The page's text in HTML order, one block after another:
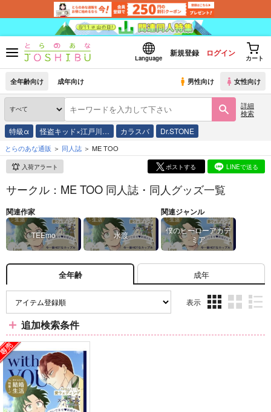
Language
新規登録 ログイン
カート
全年齢向け 成年向け 男性向け 女性向け
詳細
検索
特級α 怪盗キッド×江戸川… カラスバ Dr.STONE
とらのあな通販 同人誌 ME TOO
入荷アラート ポストする LINEで送る
サークル：ME TOO 同人誌・同人グッズ一覧
関連作家
TEEmo 水渡
関連ジャンル
僕のヒーローアカデ
ミア
全年齢 成年
表示
ム
ム
ム
追加検索条件